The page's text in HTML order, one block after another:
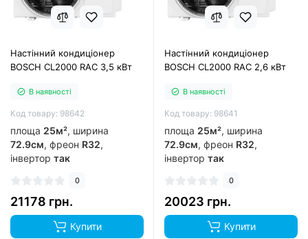
Настінний кондиціонер
BOSCH CL2000 RAC 3,5 кВт
В наявності
Код товару: 98642
площа 25м², ширина
72.9см, фреон R32,
інвертор так
0
21178 грн.
Купити
Настінний кондиціонер
BOSCH CL2000 RAC 2,6 кВт
В наявності
Код товару: 98641
площа 25м², ширина
72.9см, фреон R32,
інвертор так
0
20023 грн.
Купити